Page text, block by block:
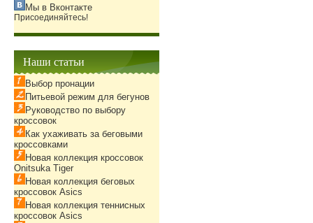
Мы в Вконтакте
Присоединяйтесь!
Наши статьи
Выбор пронации
Питьевой режим для бегунов
Руководство по выбору
кроссовок
Как ухаживать за беговыми
кроссовками
Новая коллекция кроссовок
Onitsuka Tiger
Новая коллекция беговых
кроссовок Asics
Новая коллекция теннисных
кроссовок Asics